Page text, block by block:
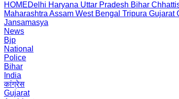
HOMEDelhi Haryana Uttar Pradesh Bihar
Maharashtra Assam West Bengal Tripura Gujarat
Jansamasya
News
Bjp
National
Police
Bihar
India
कांग्रेस
Gujarat